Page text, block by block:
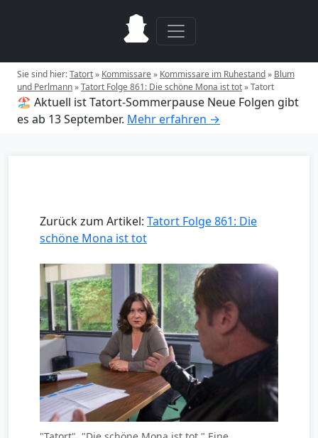
Sie sind hier:Tatort» Kommissare» Kommissare im Ruhestand» Blum
und Perlmann»Tatort Folge 861: Die schöne Mona ist tot»Tatort
🏖️ Aktuell ist Tatort-Sommerpause Neue Folgen gibt
es ab 13 September. Mehr erfahren →
Zurück zum Artikel: Tatort Folge 861: Die
schöne Mona ist tot